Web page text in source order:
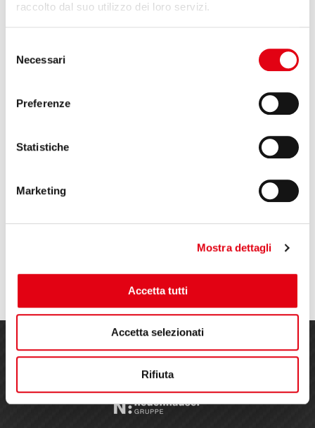
raccolto dal suo utilizzo dei loro servizi.
delNecessari
Preferenze
Statistiche
Marketing
Mostra dettagli
Accetta tutti
Accetta selezionati
Rifiuta
History